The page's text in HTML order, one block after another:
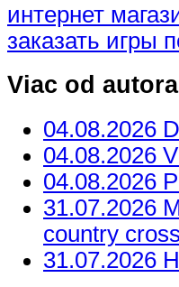
интернет
заказать игры
Viac od
04.08.2026
04.08.2026
04.08.2026
31.07.2026
country
31.07.2026